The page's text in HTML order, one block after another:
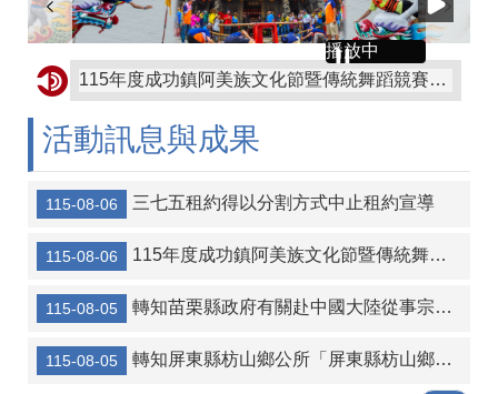
播放中
115年度成功鎮阿美族文化節暨傳統舞蹈競賽及族語推廣系列活動
轉知宜蘭縣壯圍鄉公所 「宜蘭縣壯圍鄉鄉民考取並就讀國內大學院校獎勵金核發作業要點」一份
活動訊息與成果
115-08-06 三七五租約得以分割方式中止租約宣導
115-08-06 115年度成功鎮阿美族文化節暨傳統舞蹈競賽及族語推廣系列活動
115-08-05 轉知苗栗縣政府有關赴中國大陸從事宗教交流相關風險及注意事項
115-08-05 轉知屏東縣枋山鄉公所「屏東縣枋山鄉發放兒童節兒童禮金自治條例」部分條文公告、令、總說明、修正條文對照表及全部條文各1份